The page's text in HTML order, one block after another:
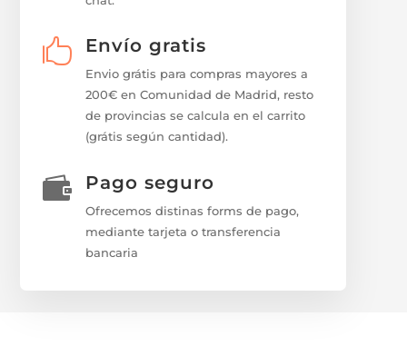
 Envío gratis
Envio grátis para compras mayores a
200€ en Comunidad de Madrid, resto
de provincias se calcula en el carrito
(grátis según cantidad).
 Pago seguro
Ofrecemos distinas forms de pago,
mediante tarjeta o transferencia
bancaria